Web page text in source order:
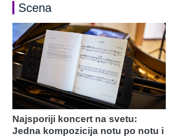
Scena
Najsporiji koncert na svetu:
Jedna kompozicija notu po notu i